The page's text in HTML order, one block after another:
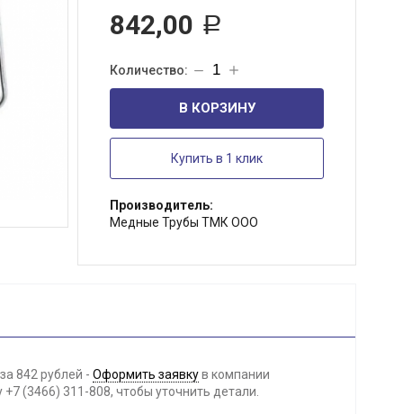
842,00 Р
В КОРЗИНУ
Купить в 1 клик
Производитель:
Медные Трубы ТМК ООО
842 рублей - Оформить заявкув компании
(3466) 311-808, чтобы уточнить детали.